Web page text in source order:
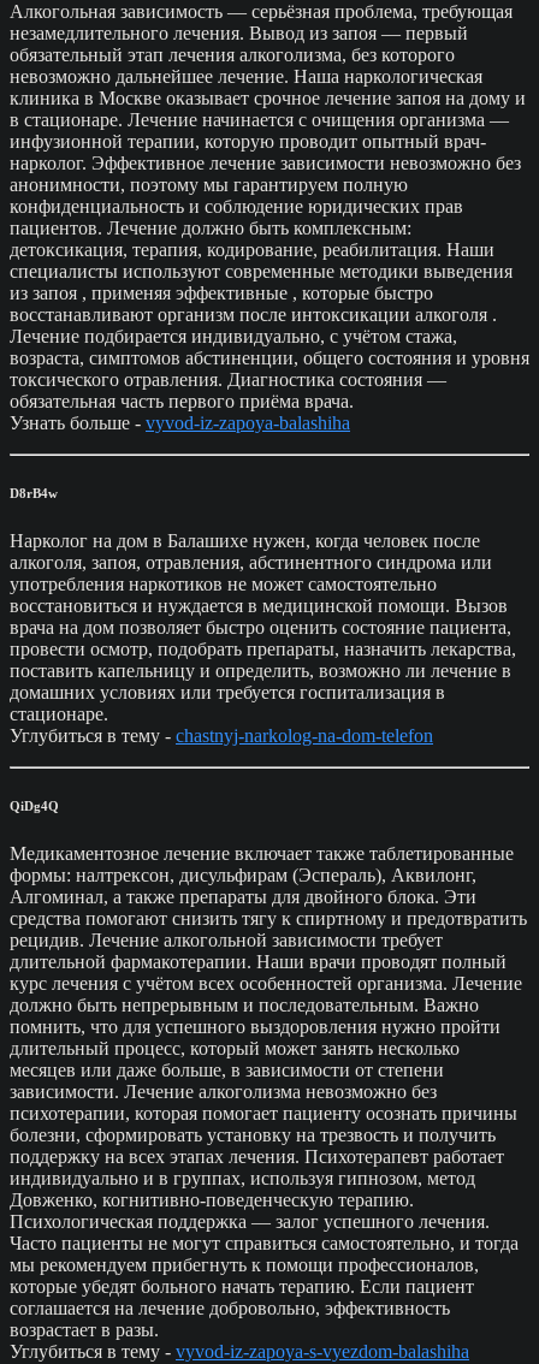
Алкогольная зависимость — серьёзная проблема, требующая
незамедлительного лечения. Вывод из запоя — первый
обязательный этап лечения алкоголизма, без которого
невозможно дальнейшее лечение. Наша наркологическая
клиника в Москве оказывает срочное лечение запоя на дому и
в стационаре. Лечение начинается с очищения организма —
инфузионной терапии, которую проводит опытный врач-
нарколог. Эффективное лечение зависимости невозможно без
анонимности, поэтому мы гарантируем полную
конфиденциальность и соблюдение юридических прав
пациентов. Лечение должно быть комплексным:
детоксикация, терапия, кодирование, реабилитация. Наши
специалисты используют современные методики выведения
из запоя , применяя эффективные , которые быстро
восстанавливают организм после интоксикации алкоголя .
Лечение подбирается индивидуально, с учётом стажа,
возраста, симптомов абстиненции, общего состояния и уровня
токсического отравления. Диагностика состояния —
обязательная часть первого приёма врача.
Узнать больше - vyvod-iz-zapoya-balashiha
D8rB4w
Нарколог на дом в Балашихе нужен, когда человек после
алкоголя, запоя, отравления, абстинентного синдрома или
употребления наркотиков не может самостоятельно
восстановиться и нуждается в медицинской помощи. Вызов
врача на дом позволяет быстро оценить состояние пациента,
провести осмотр, подобрать препараты, назначить лекарства,
поставить капельницу и определить, возможно ли лечение в
домашних условиях или требуется госпитализация в
стационаре.
Углубиться в тему - chastnyj-narkolog-na-dom-telefon
QiDg4Q
Медикаментозное лечение включает также таблетированные
формы: налтрексон, дисульфирам (Эспераль), Аквилонг,
Алгоминал, а также препараты для двойного блока. Эти
средства помогают снизить тягу к спиртному и предотвратить
рецидив. Лечение алкогольной зависимости требует
длительной фармакотерапии. Наши врачи проводят полный
курс лечения с учётом всех особенностей организма. Лечение
должно быть непрерывным и последовательным. Важно
помнить, что для успешного выздоровления нужно пройти
длительный процесс, который может занять несколько
месяцев или даже больше, в зависимости от степени
зависимости. Лечение алкоголизма невозможно без
психотерапии, которая помогает пациенту осознать причины
болезни, сформировать установку на трезвость и получить
поддержку на всех этапах лечения. Психотерапевт работает
индивидуально и в группах, используя гипнозом, метод
Довженко, когнитивно-поведенческую терапию.
Психологическая поддержка — залог успешного лечения.
Часто пациенты не могут справиться самостоятельно, и тогда
мы рекомендуем прибегнуть к помощи профессионалов,
которые убедят больного начать терапию. Если пациент
соглашается на лечение добровольно, эффективность
возрастает в разы.
Углубиться в тему - vyvod-iz-zapoya-s-vyezdom-balashiha